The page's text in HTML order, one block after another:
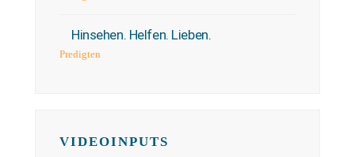
Hinsehen. Helfen. Lieben.
Predigten
VIDEOINPUTS